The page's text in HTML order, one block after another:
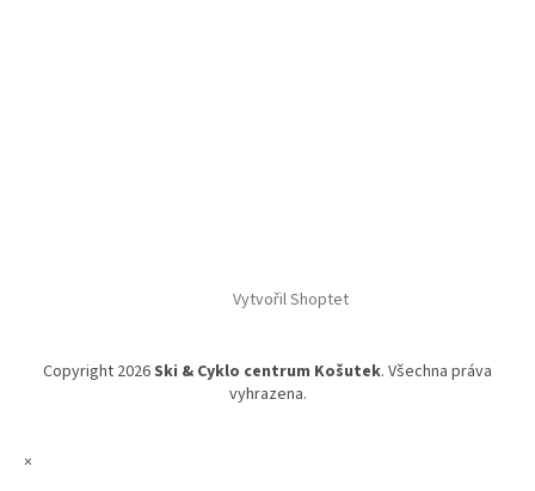
Vytvořil Shoptet
Copyright 2026Ski & Cyklo centrum Košutek. Všechna práva
vyhrazena.
×